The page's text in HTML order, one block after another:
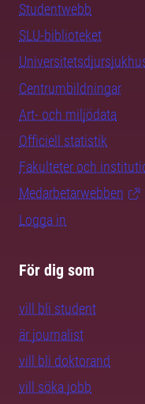
Studentwebb
SLU-biblioteket
Centrumbildningar
Art- och miljödata
Officiell statistik
Fakulteter och
Medarbetarwebben
Logga in
För dig som
vill bli student
är journalist
vill bli doktorand
vill söka jobb